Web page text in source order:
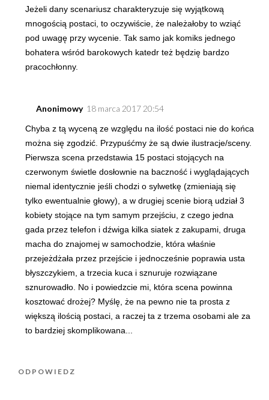
Jeżeli dany scenariusz charakteryzuje się wyjątkową
mnogością postaci, to oczywiście, że należałoby to wziąć
pod uwagę przy wycenie. Tak samo jak komiks jednego
bohatera wśród barokowych katedr też będzię bardzo
pracochłonny.
Anonimowy 18 marca 2017 20:54
Chyba z tą wyceną ze względu na ilość postaci nie do końca
można się zgodzić. Przypuśćmy że są dwie ilustracje/sceny.
Pierwsza scena przedstawia 15 postaci stojących na
czerwonym świetle dosłownie na baczność i wyglądających
niemal identycznie jeśli chodzi o sylwetkę (zmieniają się
tylko ewentualnie głowy), a w drugiej scenie biorą udział 3
kobiety stojące na tym samym przejściu, z czego jedna
gada przez telefon i dźwiga kilka siatek z zakupami, druga
macha do znajomej w samochodzie, która właśnie
przejeżdżała przez przejście i jednocześnie poprawia usta
błyszczykiem, a trzecia kuca i sznuruje rozwiązane
sznurowadło. No i powiedzcie mi, która scena powinna
kosztować drożej? Myślę, że na pewno nie ta prosta z
większą ilością postaci, a raczej ta z trzema osobami ale za
to bardziej skomplikowana...
ODPOWIEDZ